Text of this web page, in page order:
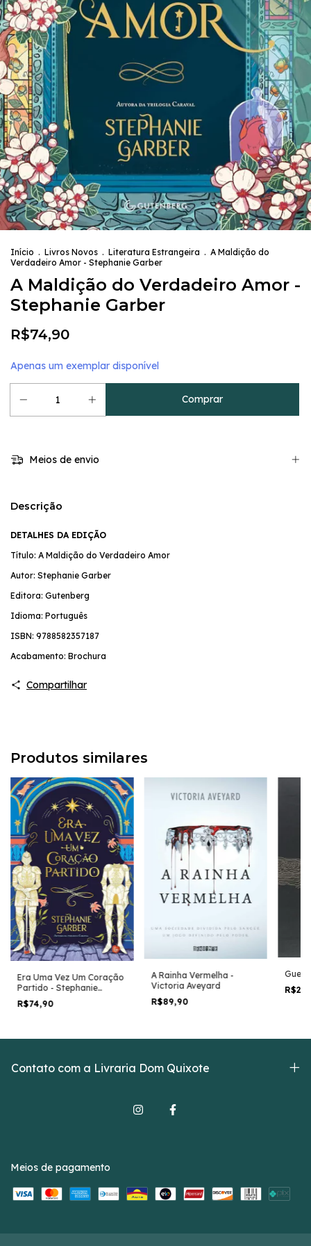
Início . Livros Novos . Literatura Estrangeira . A Maldição do
Verdadeiro Amor - Stephanie Garber
A Maldição do Verdadeiro Amor -
Stephanie Garber
R$74,90
Apenas um exemplar disponível
Meios de envio
Descrição
DETALHES DA EDIÇÃO
Título: A Maldição do Verdadeiro Amor
Autor: Stephanie Garber
Editora: Gutenberg
Idioma: Português
ISBN: 9788582357187
Acabamento: Brochura
Compartilhar
Produtos similares
Era Uma Vez Um Coração
Partido - Stephanie
Garber
R$74,90
A Rainha Vermelha -
Victoria Aveyard
R$89,90
Contato com a Livraria Dom Quixote
Meios de pagamento